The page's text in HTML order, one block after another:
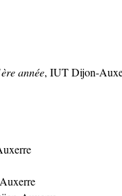
année, IUT Dijon-